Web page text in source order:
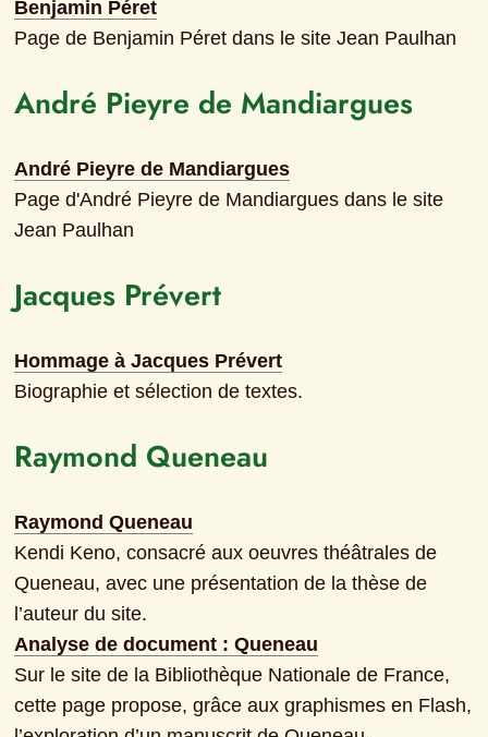
Benjamin Péret
Page de Benjamin Péret dans le site Jean Paulhan
André Pieyre de Mandiargues
André Pieyre de Mandiargues
Page d'André Pieyre de Mandiargues dans le site
Jean Paulhan
Jacques Prévert
Hommage à Jacques Prévert
Biographie et sélection de textes.
Raymond Queneau
Raymond Queneau
Kendi Keno, consacré aux oeuvres théâtrales de
Queneau, avec une présentation de la thèse de
l’auteur du site.
Analyse de document : Queneau
Sur le site de la Bibliothèque Nationale de France,
cette page propose, grâce aux graphismes en Flash,